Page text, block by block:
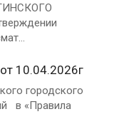
10.04.2026г
городского
в «Правила